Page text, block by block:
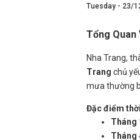
Tuesday - 23/
Tổng Quan
Nha Trang,
Trang chủ
mưa thường
Đặc điểm
Tháng
Tháng